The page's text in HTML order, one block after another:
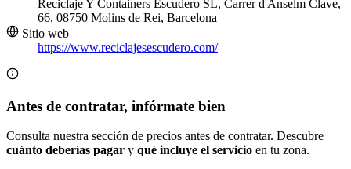
Reciclaje Y Containers Escudero SL, Carrer d'Anselm Clavé,
66, 08750 Molins de Rei, Barcelona
Sitio web
https://www.reciclajesescudero.com/
Antes de contratar, infórmate bien
Consulta nuestra sección de precios antes de contratar. Descubre
cuánto deberías pagar y qué incluye el servicio en tu zona.